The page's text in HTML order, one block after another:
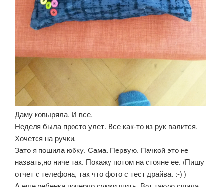
Даму ковыряла. И все.
Неделя была просто улет. Все как-то из рук валится.
Хочется на ручки.
Зато я пошила юбку. Сама. Первую. Пачкой это не
назвать,но ниче так. Покажу потом на стояне ее. (Пишу
отчет с телефона, так что фото с тест драйва. :-) )